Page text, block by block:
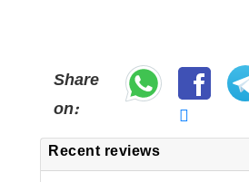
Share
on:
Recent reviews